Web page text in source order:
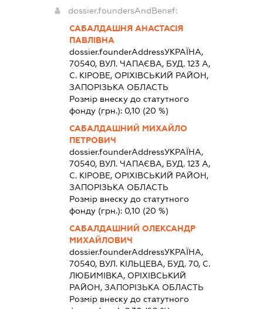
dossier.foundersAndBenef:
САБАЛДАШНЯ АНАСТАСІЯ
ПАВЛІВНА
dossier.founderAddressУКРАЇНА,
70540, ВУЛ. ЧАПАЄВА, БУД. 123 А,
С. КІРОВЕ, ОРІХІВСЬКИЙ РАЙОН,
ЗАПОРІЗЬКА ОБЛАСТЬ
Розмір внеску до статутного
фонду (грн.): 0,10 (20 %)
САБАЛДАШНИЙ МИХАЙЛО
ПЕТРОВИЧ
dossier.founderAddressУКРАЇНА,
70540, ВУЛ. ЧАПАЄВА, БУД. 123 А,
С. КІРОВЕ, ОРІХІВСЬКИЙ РАЙОН,
ЗАПОРІЗЬКА ОБЛАСТЬ
Розмір внеску до статутного
фонду (грн.): 0,10 (20 %)
САБАЛДАШНИЙ ОЛЕКСАНДР
МИХАЙЛОВИЧ
dossier.founderAddressУКРАЇНА,
70540, ВУЛ. КІЛЬЦЕВА, БУД. 70, С.
ЛЮБИМІВКА, ОРІХІВСЬКИЙ
РАЙОН, ЗАПОРІЗЬКА ОБЛАСТЬ
Розмір внеску до статутного